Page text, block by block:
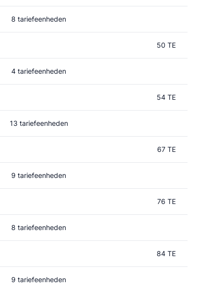
8 tariefeenheden
50 TE
4 tariefeenheden
54 TE
13 tariefeenheden
67 TE
9 tariefeenheden
76 TE
8 tariefeenheden
84 TE
9 tariefeenheden